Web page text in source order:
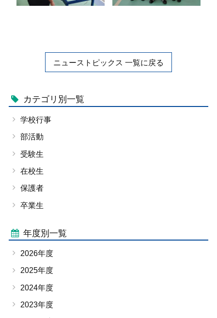
ニューストピックス 一覧に戻る
カテゴリ別一覧
学校行事
部活動
受験生
在校生
保護者
卒業生
年度別一覧
2026年度
2025年度
2024年度
2023年度